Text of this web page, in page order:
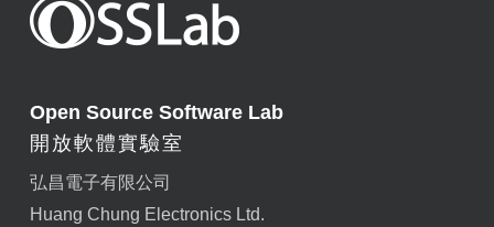
Open Source Software Lab
開放軟體實驗室
弘昌電子有限公司
Huang Chung Electronics Ltd.